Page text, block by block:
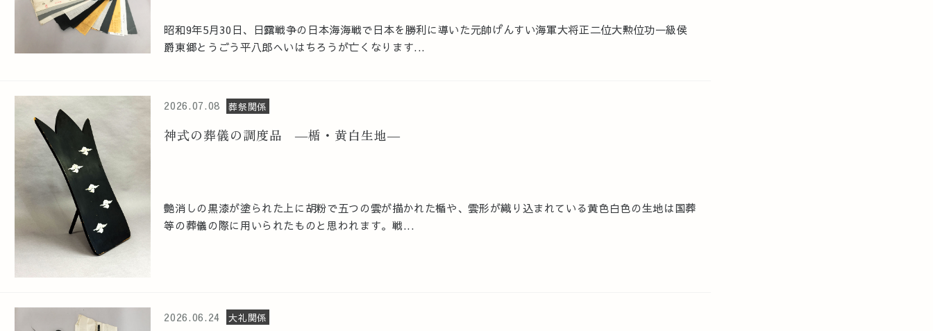
昭和9年5月30日、日露戦争の日本海海戦で日本を勝利に導いた元帥げんすい海軍大将正二位大勲位功一級侯
爵東郷とうごう平八郎へいはちろうが亡くなります...
2026.07.08 葬祭関係
神式の葬儀の調度品 ―楯・黄白生地―
艶消しの黒漆が塗られた上に胡粉で五つの雲が描かれた楯や、雲形が織り込まれている黄色白色の生地は国葬
等の葬儀の際に用いられたものと思われます。戦...
2026.06.24 大礼関係